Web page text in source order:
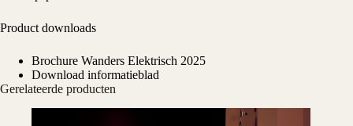
Product downloads
Brochure Wanders Elektrisch 2025
Download informatieblad
Gerelateerde producten